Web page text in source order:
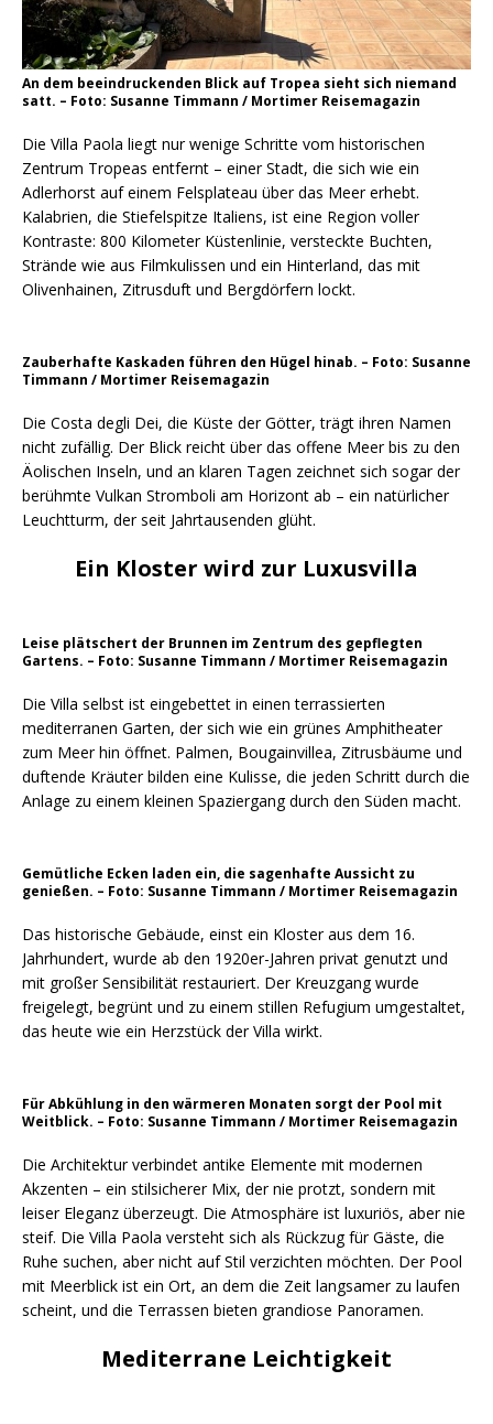
An dem beeindruckenden Blick auf Tropea sieht sich niemand
satt. – Foto: Susanne Timmann / Mortimer Reisemagazin
Die Villa Paola liegt nur wenige Schritte vom historischen
Zentrum Tropeas entfernt – einer Stadt, die sich wie ein
Adlerhorst auf einem Felsplateau über das Meer erhebt.
Kalabrien, die Stiefelspitze Italiens, ist eine Region voller
Kontraste: 800 Kilometer Küstenlinie, versteckte Buchten,
Strände wie aus Filmkulissen und ein Hinterland, das mit
Olivenhainen, Zitrusduft und Bergdörfern lockt.
Zauberhafte Kaskaden führen den Hügel hinab. – Foto: Susanne
Timmann / Mortimer Reisemagazin
Die Costa degli Dei, die Küste der Götter, trägt ihren Namen
nicht zufällig. Der Blick reicht über das offene Meer bis zu den
Äolischen Inseln, und an klaren Tagen zeichnet sich sogar der
berühmte Vulkan Stromboli am Horizont ab – ein natürlicher
Leuchtturm, der seit Jahrtausenden glüht.
Ein Kloster wird zur Luxusvilla
Leise plätschert der Brunnen im Zentrum des gepflegten
Gartens. – Foto: Susanne Timmann / Mortimer Reisemagazin
Die Villa selbst ist eingebettet in einen terrassierten
mediterranen Garten, der sich wie ein grünes Amphitheater
zum Meer hin öffnet. Palmen, Bougainvillea, Zitrusbäume und
duftende Kräuter bilden eine Kulisse, die jeden Schritt durch die
Anlage zu einem kleinen Spaziergang durch den Süden macht.
Gemütliche Ecken laden ein, die sagenhafte Aussicht zu
genießen. – Foto: Susanne Timmann / Mortimer Reisemagazin
Das historische Gebäude, einst ein Kloster aus dem 16.
Jahrhundert, wurde ab den 1920er-Jahren privat genutzt und
mit großer Sensibilität restauriert. Der Kreuzgang wurde
freigelegt, begrünt und zu einem stillen Refugium umgestaltet,
das heute wie ein Herzstück der Villa wirkt.
Für Abkühlung in den wärmeren Monaten sorgt der Pool mit
Weitblick. – Foto: Susanne Timmann / Mortimer Reisemagazin
Die Architektur verbindet antike Elemente mit modernen
Akzenten – ein stilsicherer Mix, der nie protzt, sondern mit
leiser Eleganz überzeugt. Die Atmosphäre ist luxuriös, aber nie
steif. Die Villa Paola versteht sich als Rückzug für Gäste, die
Ruhe suchen, aber nicht auf Stil verzichten möchten. Der Pool
mit Meerblick ist ein Ort, an dem die Zeit langsamer zu laufen
scheint, und die Terrassen bieten grandiose Panoramen.
Mediterrane Leichtigkeit